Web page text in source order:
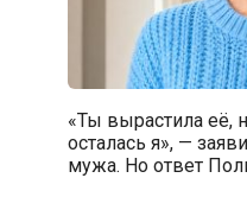
«Ты вырастила её,
осталась я», —
мужа. Но ответ